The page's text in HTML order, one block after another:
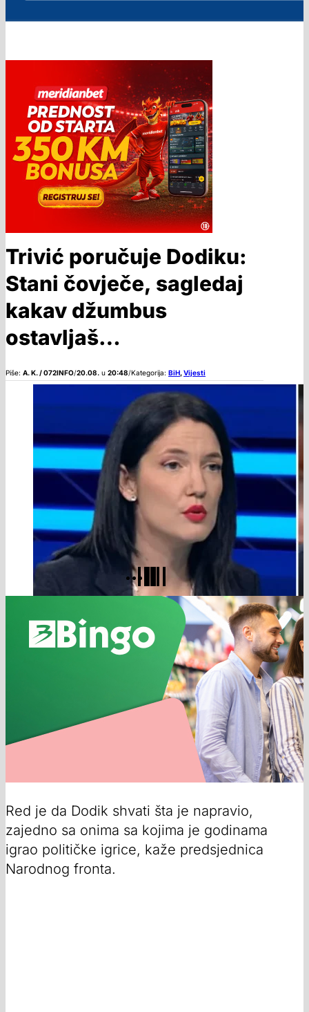
Trivić poručuje Dodiku:
Stani čovječe, sagledaj
kakav džumbus
ostavljaš…
Piše: A. K. / 072INFO/20.08. u 20:48/Kategorija: BiH,Vijesti
Red je da Dodik shvati šta je napravio,
zajedno sa onima sa kojima je godinama
igrao političke igrice, kaže predsjednica
Narodnog fronta.